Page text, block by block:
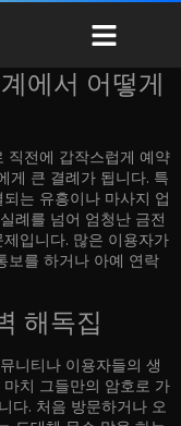
에서 어떻게
직전에 갑작스럽게 예약
게 큰 결례가 됩니다. 특
는 유흥이나 마사지 업
례를 넘어 엄청난 금전
입니다. 많은 이용자가
보를 하거나 아예 연락
해독집
니티나 이용자들의 생
치 그들만의 암호로 가
다. 처음 방문하거나 오